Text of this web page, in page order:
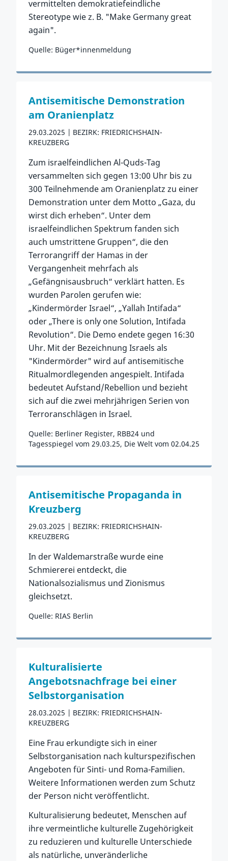
vermittelten demokratiefeindliche
Stereotype wie z. B. "Make Germany great
again".
Quelle: Büger*innenmeldung
Zum Vorfall
Antisemitische Demonstration
am Oranienplatz
29.03.2025
BEZIRK: FRIEDRICHSHAIN-
KREUZBERG
Zum israelfeindlichen Al-Quds-Tag
versammelten sich gegen 13:00 Uhr bis zu
300 Teilnehmende am Oranienplatz zu einer
Demonstration unter dem Motto „Gaza, du
wirst dich erheben“. Unter dem
israelfeindlichen Spektrum fanden sich
auch umstrittene Gruppen“, die den
Terrorangriff der Hamas in der
Vergangenheit mehrfach als
„Gefängnisausbruch“ verklärt hatten. Es
wurden Parolen gerufen wie:
„Kindermörder Israel“, „Yallah Intifada“
oder „There is only one Solution, Intifada
Revolution“. Die Demo endete gegen 16:30
Uhr. Mit der Bezeichnung Israels als
"Kindermörder" wird auf antisemitische
Ritualmordlegenden angespielt. Intifada
bedeutet Aufstand/Rebellion und bezieht
sich auf die zwei mehrjährigen Serien von
Terroranschlägen in Israel.
Quelle: Berliner Register, RBB24 und
Tagesspiegel vom 29.03.25, Die Welt vom 02.04.25
Zum Vorfall
Antisemitische Propaganda in
Kreuzberg
29.03.2025
BEZIRK: FRIEDRICHSHAIN-
KREUZBERG
In der Waldemarstraße wurde eine
Schmiererei entdeckt, die
Nationalsozialismus und Zionismus
gleichsetzt.
Quelle: RIAS Berlin
Zum Vorfall
Kulturalisierte
Angebotsnachfrage bei einer
Selbstorganisation
28.03.2025
BEZIRK: FRIEDRICHSHAIN-
KREUZBERG
Eine Frau erkundigte sich in einer
Selbstorganisation nach kulturspezifischen
Angeboten für Sinti- und Roma-Familien.
Weitere Informationen werden zum Schutz
der Person nicht veröffentlicht.
Kulturalisierung bedeutet, Menschen auf
ihre vermeintliche kulturelle Zugehörigkeit
zu reduzieren und kulturelle Unterschiede
als natürliche, unveränderliche